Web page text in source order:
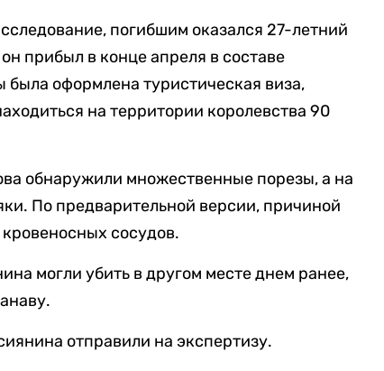
погибшим оказался 27-летний
прибыл в конце апреля в составе
оформлена туристическая виза,
на территории королевства 90
обнаружили множественные порезы, а на
По предварительной версии, причиной
сосудов.
могли убить в другом месте днем ранее,
отправили на экспертизу.